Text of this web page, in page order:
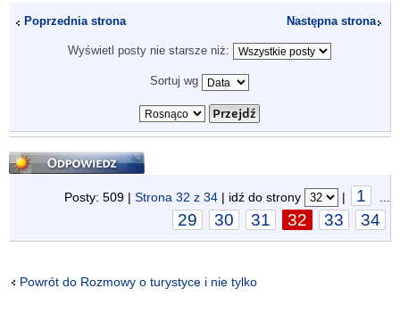
Poprzednia strona Następna strona
Wyświetl posty nie starsze niż:
Sortuj wg
Odpowiedz
Posty: 509 | Strona 32 z 34 | idź do strony | 1
29 30 31 32 33 34
Powrót do Rozmowy o turystyce i nie tylko